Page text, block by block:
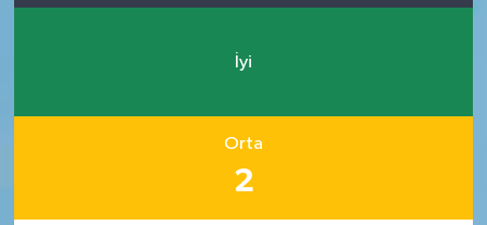
İyi
Orta
2